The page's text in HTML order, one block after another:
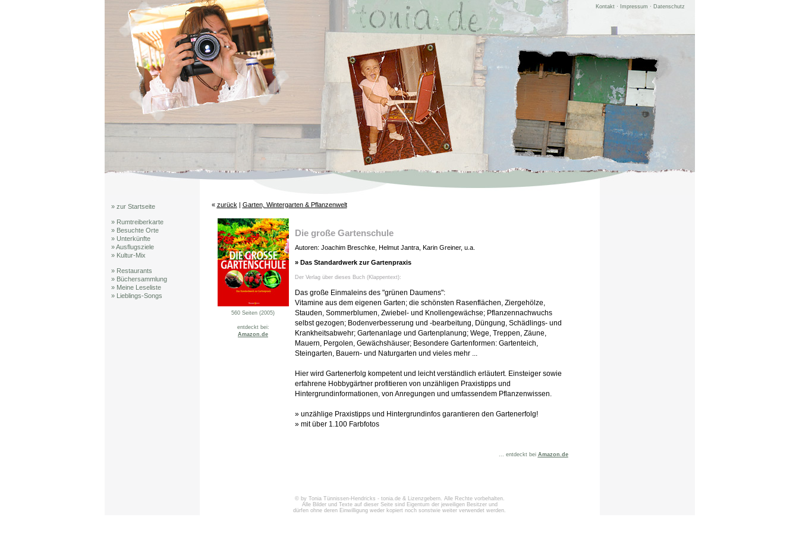
Kontakt· Impressum · Datenschutz
» zur Startseite
» Rumtreiberkarte
» Besuchte Orte
» Unterkünfte
» Ausflugsziele
» Kultur-Mix
» Restaurants
» Büchersammlung
» Meine Leseliste
» Lieblings-Songs
« zurück | Garten, Wintergarten & Pflanzenwelt
560 Seiten (2005)
entdeckt bei:
Amazon.de
Die große Gartenschule
Autoren: Joachim Breschke, Helmut Jantra, Karin Greiner, u.a.
» Das Standardwerk zur Gartenpraxis
Der Verlag über dieses Buch (Klappentext):
Das große Einmaleins des "grünen Daumens":
Vitamine aus dem eigenen Garten; die schönsten Rasenflächen, Ziergehölze,
Stauden, Sommerblumen, Zwiebel- und Knollengewächse; Pflanzennachwuchs
selbst gezogen; Bodenverbesserung und -bearbeitung, Düngung, Schädlings- und
Krankheitsabwehr; Gartenanlage und Gartenplanung; Wege, Treppen, Zäune,
Mauern, Pergolen, Gewächshäuser; Besondere Gartenformen: Gartenteich,
Steingarten, Bauern- und Naturgarten und vieles mehr ...
Hier wird Gartenerfolg kompetent und leicht verständlich erläutert. Einsteiger sowie
erfahrene Hobbygärtner profitieren von unzähligen Praxistipps und
Hintergrundinformationen, von Anregungen und umfassendem Pflanzenwissen.
» unzählige Praxistipps und Hintergrundinfos garantieren den Gartenerfolg!
» mit über 1.100 Farbfotos
... entdeckt bei Amazon.de
© by Tonia Tünnissen-Hendricks - tonia.de & Lizenzgebern. Alle Rechte vorbehalten.
Alle Bilder und Texte auf dieser Seite sind Eigentum der jeweiligen Besitzer und
dürfen ohne deren Einwilligung weder kopiert noch sonstwie weiter verwendet werden.